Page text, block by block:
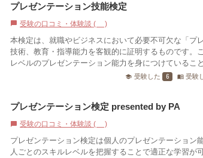
プレゼンテーション技能検定
chat_bubble 受験の口コミ・体験談 (0)
本検定は、就職やビジネスにおいて必要不可欠な「プ
技術、教育・指導能力を客観的に証明するものです。
レベルのプレゼンテーション能力を身につけているこ
school 受験した 6 menu_book 受験
プレゼンテーション検定 presented by PA
chat_bubble 受験の口コミ・体験談 (1)
プレゼンテーション検定は個人のプレゼンテーション
人ごとのスキルレベルを把握することで適正な学習が